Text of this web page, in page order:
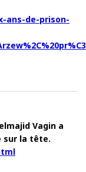
ans-de-prison-
Vagin a
sur la tête.